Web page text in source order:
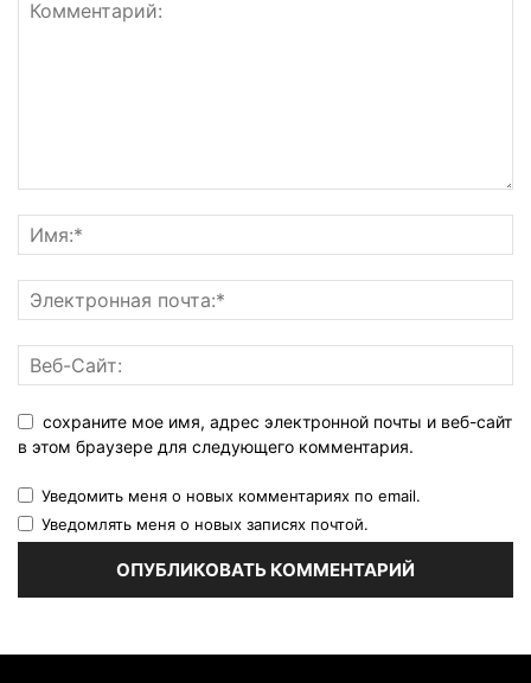
сохраните мое имя, адрес электронной почты и веб-сайт
в этом браузере для следующего комментария.
Уведомить меня о новых комментариях по email.
Уведомлять меня о новых записях почтой.